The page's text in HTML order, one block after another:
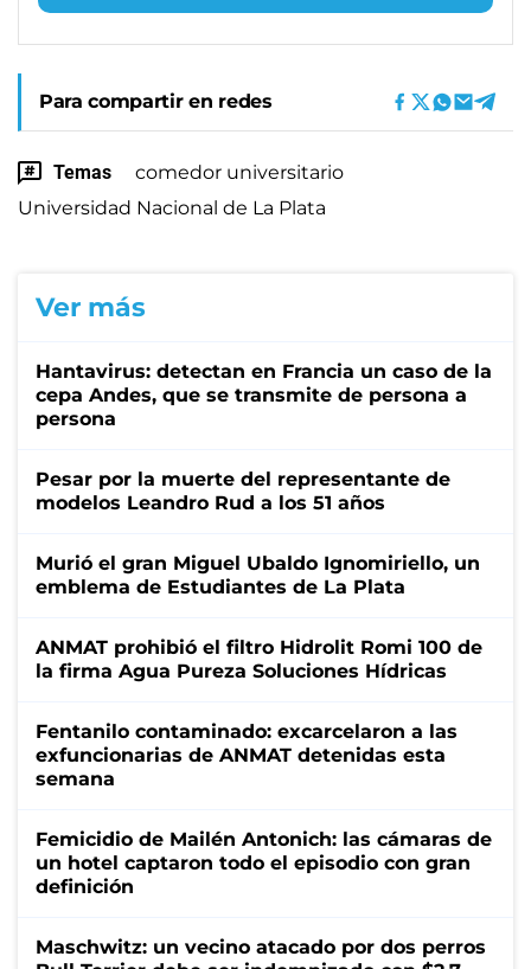
Para compartir en redes
Temas
comedor universitario
Universidad Nacional de La Plata
Ver más
Hantavirus: detectan en Francia un caso de la
cepa Andes, que se transmite de persona a
persona
Pesar por la muerte del representante de
modelos Leandro Rud a los 51 años
Murió el gran Miguel Ubaldo Ignomiriello, un
emblema de Estudiantes de La Plata
ANMAT prohibió el filtro Hidrolit Romi 100 de
la firma Agua Pureza Soluciones Hídricas
Fentanilo contaminado: excarcelaron a las
exfuncionarias de ANMAT detenidas esta
semana
Femicidio de Mailén Antonich: las cámaras de
un hotel captaron todo el episodio con gran
definición
Maschwitz: un vecino atacado por dos perros